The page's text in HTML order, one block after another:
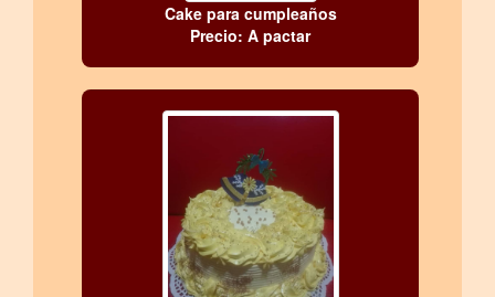
Cake para cumpleaños
Precio: A pactar